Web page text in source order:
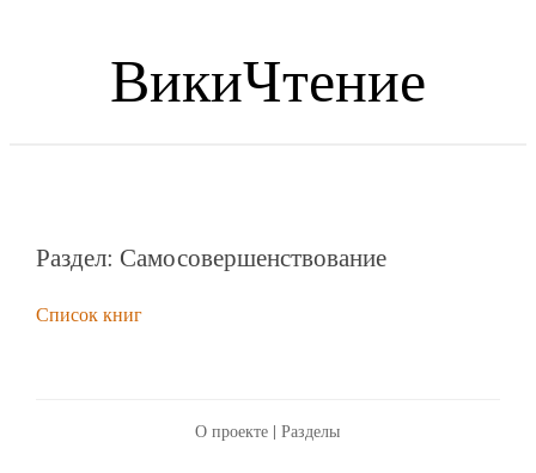
ВикиЧтение
Раздел: Самосовершенствование
Список книг
О проекте |Разделы